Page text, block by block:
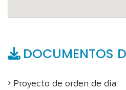
DOCUMENTOS
Proyecto de orden de dia